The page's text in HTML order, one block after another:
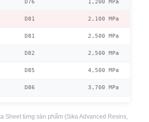
D76 1,200 MPa
D81 2,100 MPa
D81 2,500 MPa
D82 2,500 MPa
D85 4,500 MPa
D86 3,700 MPa
Sheet từng sản phẩm (Sika Advanced Resins,